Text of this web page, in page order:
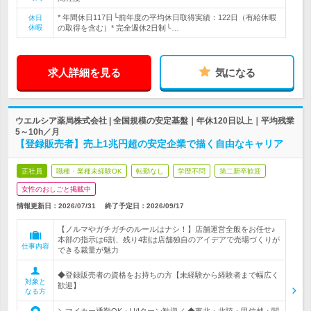
休日
休暇
* 年間休日117日└前年度の平均休日取得実績：122日（有給休暇
の取得を含む）* 完全週休2日制└…
求人詳細を見る 気になる
ウエルシア薬局株式会社 | 全国規模の安定基盤｜年休120日以上｜平均残業
5～10h／月
【登録販売者】売上1兆円超の安定企業で描く自由なキャリア
正社員 職種・業種未経験OK 転勤なし 学歴不問 第二新卒歓迎
女性のおしごと掲載中
情報更新日：2026/07/31 終了予定日： 2026/09/17
仕事内容
【ノルマやガチガチのルールはナシ！】店舗運営全般をお任せ♪
本部の指示は6割、残り4割は店舗独自のアイデアで売場づくりが
できる裁量が魅力
対象と
なる方
◆登録販売者の資格をお持ちの方【未経験から経験者まで幅広く
歓迎】